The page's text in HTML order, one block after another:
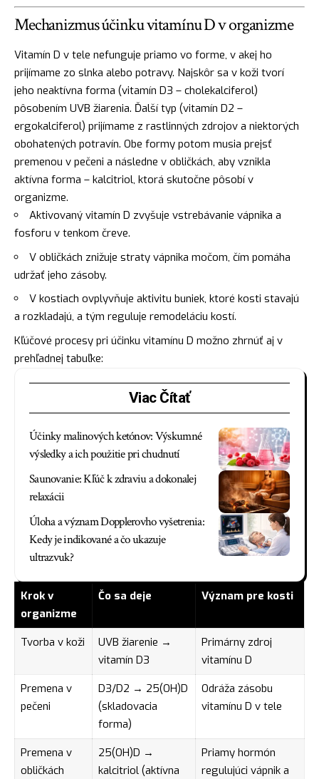
Mechanizmus účinku vitamínu D v organizme
Vitamín D v tele nefunguje priamo vo forme, v akej ho
prijímame zo slnka alebo potravy. Najskôr sa v koži tvorí
jeho neaktívna forma (vitamín D3 – cholekalciferol)
pôsobením UVB žiarenia. Ďalší typ (vitamín D2 –
ergokalciferol) prijímame z rastlinných zdrojov a niektorých
obohatených potravín. Obe formy potom musia prejsť
premenou v pečeni a následne v obličkách, aby vznikla
aktívna forma – kalcitriol, ktorá skutočne pôsobí v
organizme.
Aktivovaný vitamín D zvyšuje vstrebávanie vápnika a
fosforu v tenkom čreve.
V obličkách znižuje straty vápnika močom, čím pomáha
udržať jeho zásoby.
V kostiach ovplyvňuje aktivitu buniek, ktoré kosti stavajú
a rozkladajú, a tým reguluje remodeláciu kostí.
Kľúčové procesy pri účinku vitamínu D možno zhrnúť aj v
prehľadnej tabuľke:
Viac Čítať
Účinky malinových ketónov: Výskumné
výsledky a ich použitie pri chudnutí
Saunovanie: Kľúč k zdraviu a dokonalej
relaxácii
Úloha a význam Dopplerovho vyšetrenia:
Kedy je indikované a čo ukazuje
ultrazvuk?
Krok v
organizme
Čo sa deje Význam pre kosti
Tvorba v koži
UVB žiarenie →
vitamín D3
Primárny zdroj
vitamínu D
Premena v
pečeni
D3/D2 → 25(OH)D
(skladovacia
forma)
Odráža zásobu
vitamínu D v tele
Premena v
obličkách
25(OH)D →
kalcitriol (aktívna
Priamy hormón
regulujúci vápnik a